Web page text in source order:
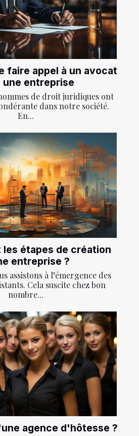
faire appel à un avocat
une entreprise
de droit juridiques ont
dans notre société.
En...
les étapes de création
entreprise ?
assistons à l’émergence des
Cela suscite chez bon
nombre...
agence d'hôtesse ?